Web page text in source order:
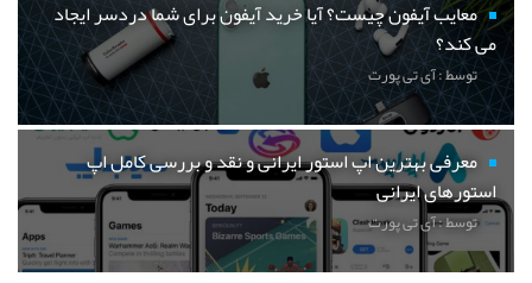
معایب آیفون چیست؟ آیا خرید آیفون برای شما دردسر ایجاد
می کند؟
توسط : آی تی پورت
معرفی بهترین اپ استور ایرانی و نقد و بررسی کامل اپ
استورهای ایرانی
توسط : آی تی پورت